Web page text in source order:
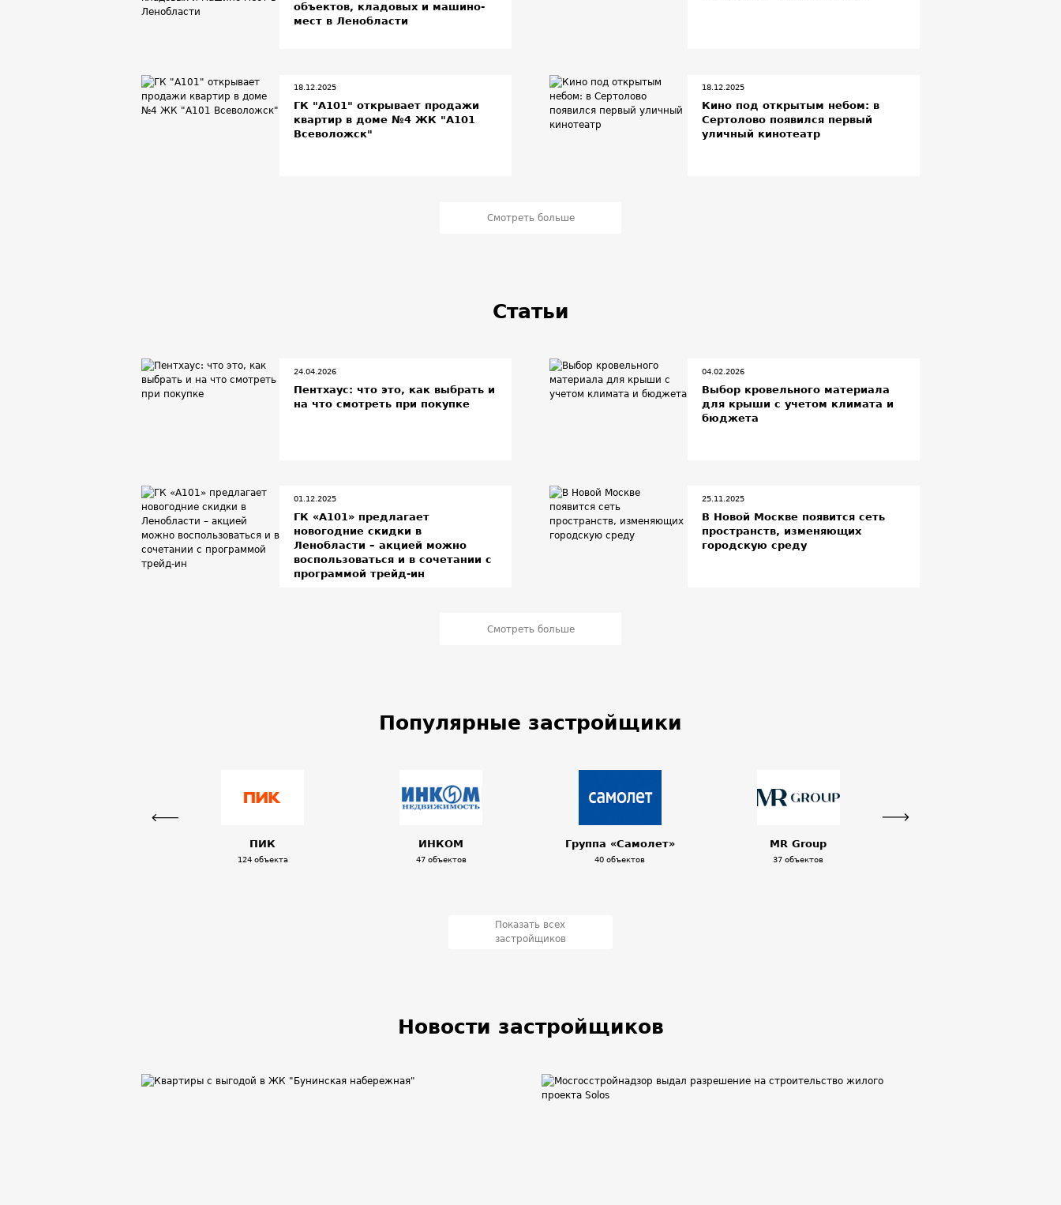
объектов, кладовых и машино-
мест в Ленобласти
18.12.2025
ГК "А101" открывает продажи
квартир в доме №4 ЖК "А101
Всеволожск"
18.12.2025
Кино под открытым небом: в
Сертолово появился первый
уличный кинотеатр
Смотреть больше
Статьи
24.04.2026
Пентхаус: что это, как выбрать и
на что смотреть при покупке
04.02.2026
Выбор кровельного материала
для крыши с учетом климата и
бюджета
01.12.2025
ГК «А101» предлагает
новогодние скидки в
Ленобласти – акцией можно
воспользоваться и в сочетании с
программой трейд-ин
25.11.2025
В Новой Москве появится сеть
пространств, изменяющих
городскую среду
Смотреть больше
Популярные застройщики
ПИК
124 объекта
ИНКОМ
47 объектов
Группа «Самолет»
40 объектов
MR Group
37 объектов
Показать всех
застройщиков
Новости застройщиков